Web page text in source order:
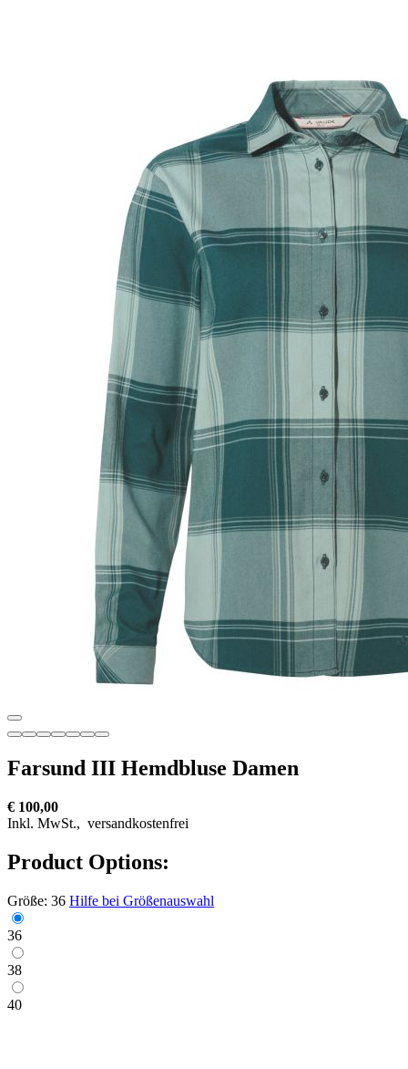
Farsund III Hemdbluse Damen
€ 100,00
Inkl. MwSt., versandkostenfrei
Product Options:
Größe: 36 Hilfe bei Größenauswahl
36
38
40